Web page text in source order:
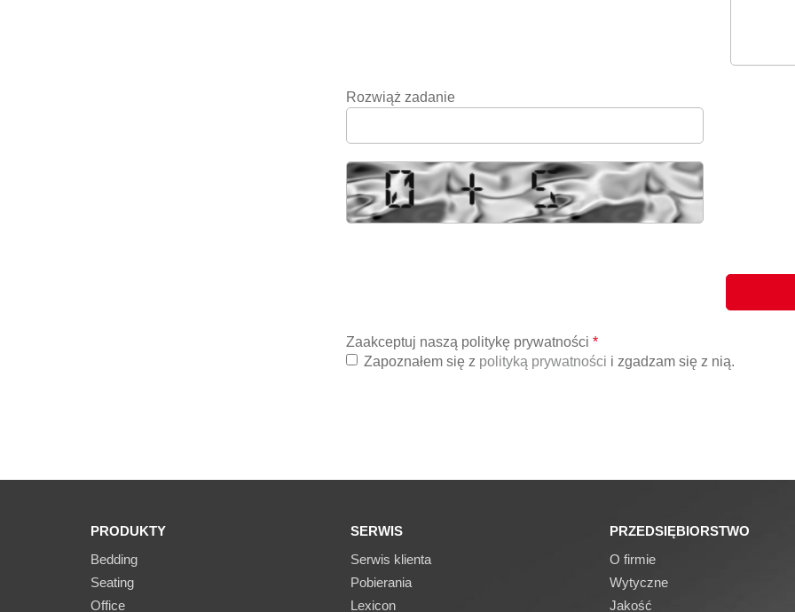
Rozwiąż zadanie
Zaakceptuj naszą politykę prywatności *
Zapoznałem się z polityką prywatności i zgadzam się z nią.
PRODUKTY
Bedding
Seating
Office
SERWIS
Serwis klienta
Pobierania
Lexicon
PRZEDSIĘBIORSTWO
O firmie
Wytyczne
Jakość